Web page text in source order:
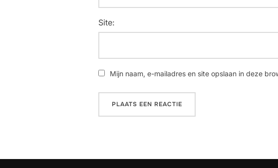
Site:
Mijn naam, e-mailadres en site opslaan in deze